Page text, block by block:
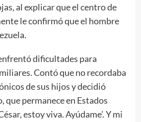
al explicar que el centro de
le confirmó que el hombre
dificultades para
Contó que no recordaba
de sus hijos y decidió
que permanece en Estados
estoy viva. Ayúdame’. Y mi